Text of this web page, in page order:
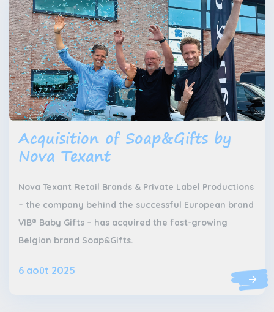
Acquisition of Soap&Gifts by
Nova Texant
Nova Texant Retail Brands & Private Label Productions
– the company behind the successful European brand
VIB® Baby Gifts – has acquired the fast-growing
Belgian brand Soap&Gifts.
6 août 2025